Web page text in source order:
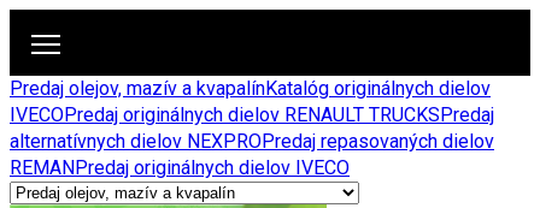
Predaj olejov, mazív a kvapalínKatalóg originálnych dielov
IVECOPredaj originálnych dielov RENAULT TRUCKSPredaj
alternatívnych dielov NEXPROPredaj repasovaných dielov
REMANPredaj originálnych dielov IVECO